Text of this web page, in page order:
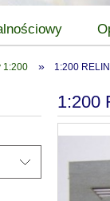
1:200 » 1:200
1:200